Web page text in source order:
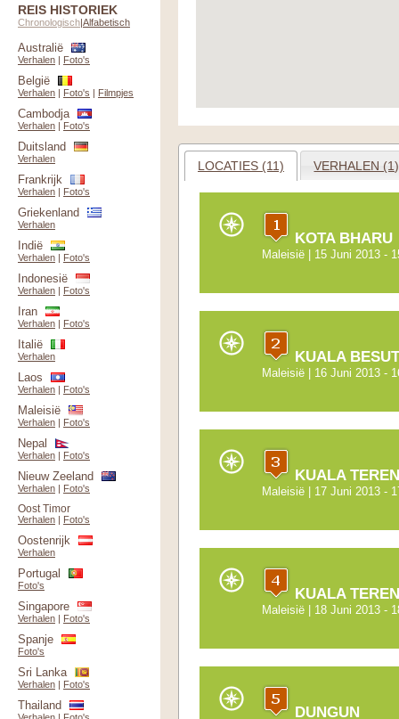
LOCATIES (11) VERHALEN (1)
KOTA BHARU
Maleisië| 15 Juni 2013 -
KUALA BESUT
Maleisië| 16 Juni 2013 -
KUALA
Maleisië| 17 Juni 2013 -
KUALA
Maleisië| 18 Juni 2013 -
DUNGUN
REIS HISTORIEK
Chronologisch|Alfabetisch
Australië
Verhalen | Foto's
België
Verhalen | Foto's | Filmpjes
Cambodja
Verhalen | Foto's
Duitsland
Verhalen
Frankrijk
Verhalen | Foto's
Griekenland
Verhalen
Indië
Verhalen | Foto's
Indonesië
Verhalen | Foto's
Iran
Verhalen | Foto's
Italië
Verhalen
Laos
Verhalen | Foto's
Maleisië
Verhalen | Foto's
Nepal
Verhalen | Foto's
Nieuw Zeeland
Verhalen | Foto's
Oost Timor
Verhalen | Foto's
Oostenrijk
Verhalen
Portugal
Foto's
Singapore
Verhalen | Foto's
Spanje
Foto's
Sri Lanka
Verhalen | Foto's
Thailand